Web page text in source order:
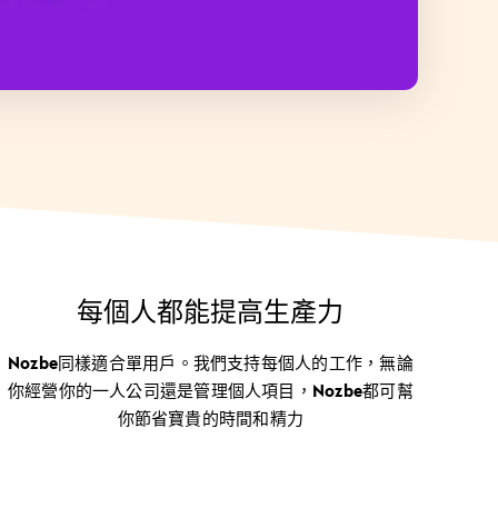
每個人都能提高生產力
Nozbe同樣適合單用戶。我們支持每個人的工作，無論
你經營你的一人公司還是管理個人項目，Nozbe都可幫
你節省寶貴的時間和精力